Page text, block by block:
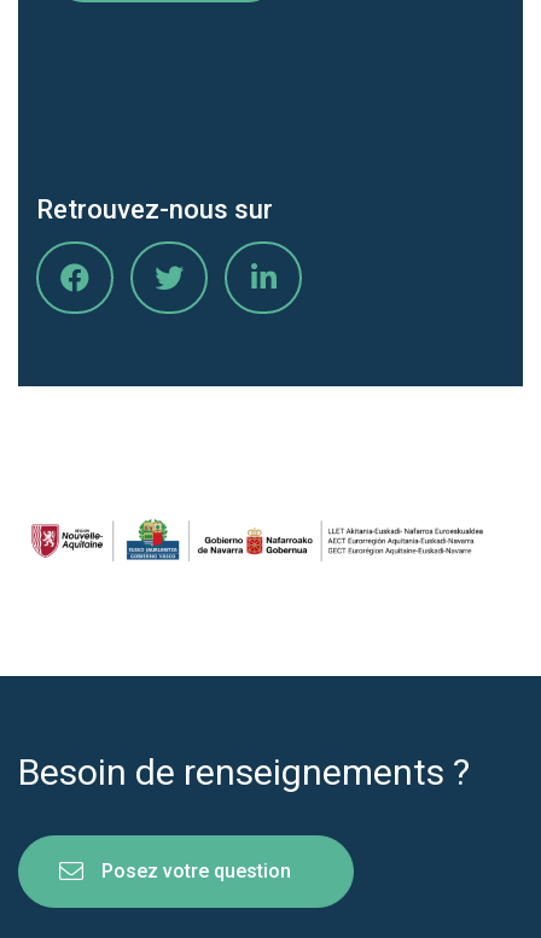
Retrouvez-nous sur
Besoin de renseignements ?
Posez votre question